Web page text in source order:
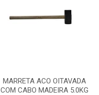
MARRETA ACO OITAVADA
COM CABO MADEIRA 5.0KG